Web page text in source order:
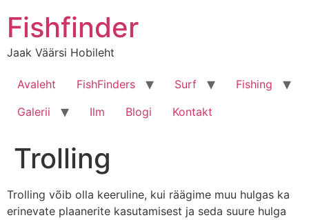
sisu
juurde
Fishfinder
Jaak Väärsi Hobileht
Avaleht FishFinders Surf
Fishing
Galerii
Ilm Blogi Kontakt
Trolling
Trolling võib olla keeruline, kui räägime muu hulgas ka
erinevate plaanerite kasutamisest ja seda suure hulga